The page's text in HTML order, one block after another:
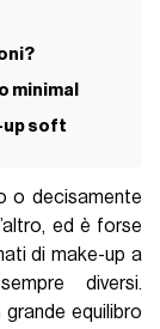
minimal
up soft
o decisamente
ed è forse
di make-up a
diversi.
equilibro